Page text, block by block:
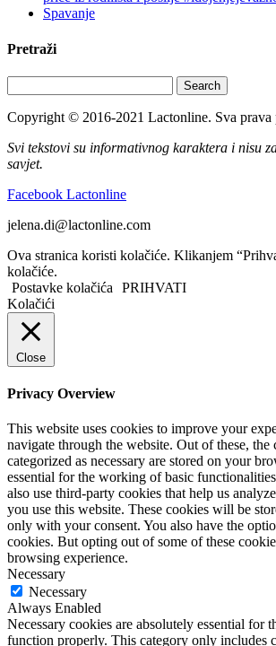
Spavanje
Pretraži
Search
Copyright © 2016-2021 Lactonline. Sva prava
Svi tekstovi su informativnog karaktera i nisu
savjet.
Facebook Lactonline
jelena.di@lactonline.com
Ova stranica koristi kolačiće. Klikanjem
kolačiće.
Postavke kolačića
PRIHVATI
Kolačići
Close
Privacy Overview
This website uses cookies to improve your
navigate through the website. Out of these, the
categorized as necessary are stored on your
essential for the working of basic
also use third-party cookies that help us
you use this website. These cookies will be
only with your consent. You also have the
cookies. But opting out of some of these
browsing experience.
Necessary
Necessary
Always Enabled
Necessary cookies are absolutely essential for
function properly. This category only includes